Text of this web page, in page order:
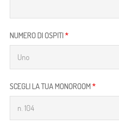
NUMERO DI OSPITI *
SCEGLI LA TUA MONOROOM *